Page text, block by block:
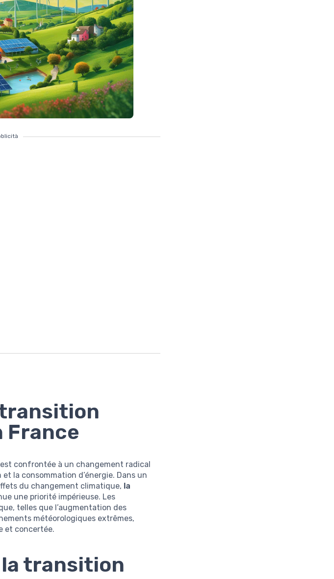
France
confrontée à un changement radical
la consommation d’énergie. Dans un
du changement climatique, la
une priorité impérieuse. Les
telles que l’augmentation des
météorologiques extrêmes,
et concertée.
transition